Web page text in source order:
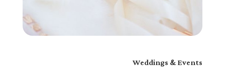
Weddings & Events